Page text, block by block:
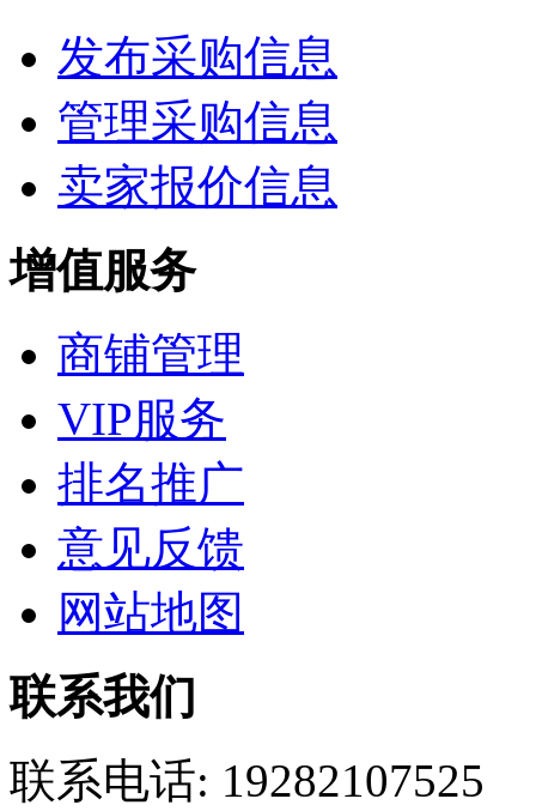
发布采购信息
管理采购信息
卖家报价信息
增值服务
商铺管理
VIP服务
排名推广
意见反馈
网站地图
联系我们
联系电话: 19282107525